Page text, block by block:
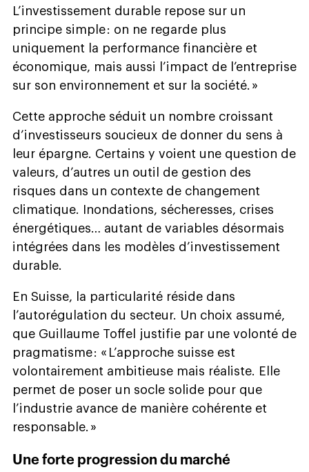
L’investissement durable repose sur un
principe simple : on ne regarde plus
uniquement la performance financière et
économique, mais aussi l’impact de l’entreprise
sur son environnement et sur la société. »
Cette approche séduit un nombre croissant
d’investisseurs soucieux de donner du sens à
leur épargne. Certains y voient une question de
valeurs, d’autres un outil de gestion des
risques dans un contexte de changement
climatique. Inondations, sécheresses, crises
énergétiques… autant de variables désormais
intégrées dans les modèles d’investissement
durable.
En Suisse, la particularité réside dans
l’autorégulation du secteur. Un choix assumé,
que Guillaume Toffel justifie par une volonté de
pragmatisme : « L’approche suisse est
volontairement ambitieuse mais réaliste. Elle
permet de poser un socle solide pour que
l’industrie avance de manière cohérente et
responsable. »
Une forte progression du marché